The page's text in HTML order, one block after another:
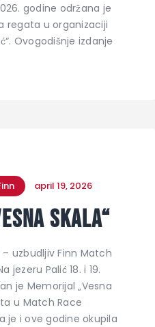
godine održana je
regata u organizaciji
Ovogodišnje izdanje
april 19, 2026
Skala“
– uzbudljiv Finn Match
jezeru Palić 18. i 19.
je Memorijal „Vesna
u Match Race
je i ove godine okupila